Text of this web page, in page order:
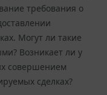
требования о
Могут ли такие
Возникает ли у
совершением
сделках?